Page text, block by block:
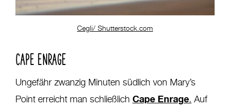
Cegli/ Shutterstock.com
CAPE ENRAGE
Ungefähr zwanzig Minuten südlich von Mary’s
Point erreicht man schließlich Cape Enrage. Auf